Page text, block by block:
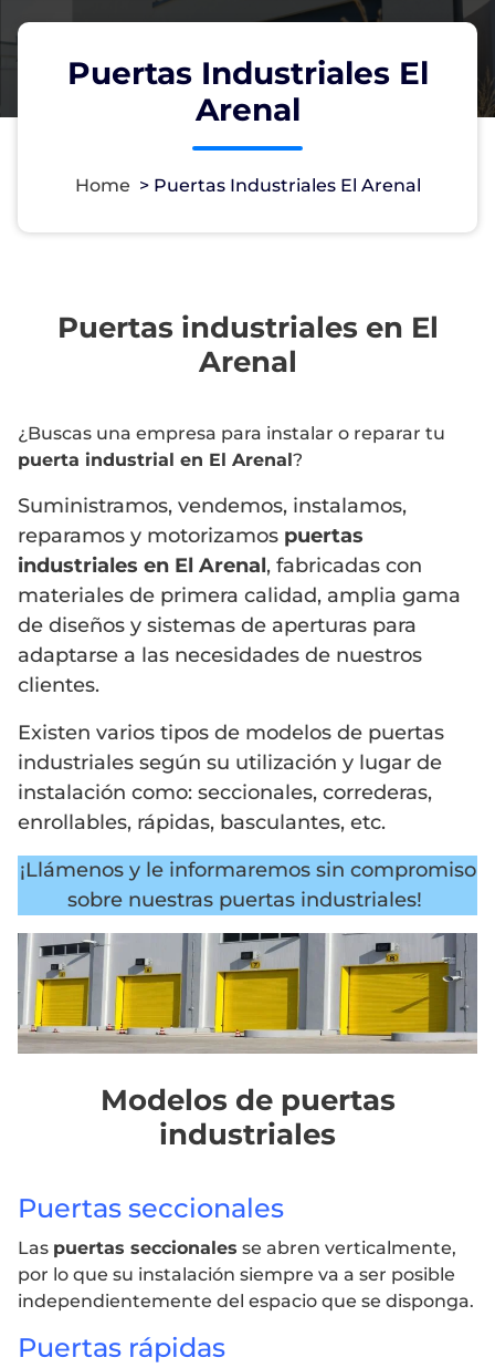
Puertas Industriales El
Arenal
Home > Puertas Industriales El Arenal
Puertas industriales en El
Arenal
¿Buscas una empresa para instalar o reparar tu
puerta industrial en El Arenal?
Suministramos, vendemos, instalamos,
reparamos y motorizamos puertas
industriales en El Arenal, fabricadas con
materiales de primera calidad, amplia gama
de diseños y sistemas de aperturas para
adaptarse a las necesidades de nuestros
clientes.
Existen varios tipos de modelos de puertas
industriales según su utilización y lugar de
instalación como: seccionales, correderas,
enrollables, rápidas, basculantes, etc.
¡Llámenos y le informaremos sin compromiso
sobre nuestras puertas industriales!
Modelos de puertas
industriales
Puertas seccionales
Las puertas seccionales se abren verticalmente,
por lo que su instalación siempre va a ser posible
independientemente del espacio que se disponga.
Puertas rápidas